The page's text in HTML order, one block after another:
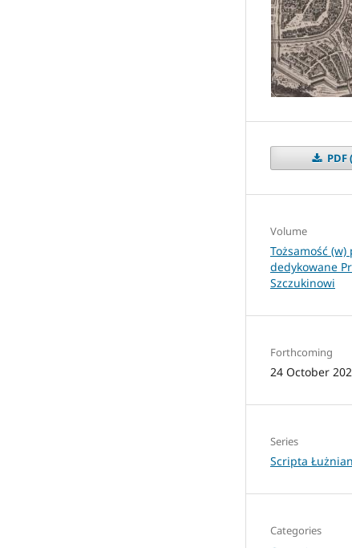
PDF
Volume
Tożsamość
dedykowane
Szczukinowi
Forthcoming
24 October
Series
Scripta
Categories